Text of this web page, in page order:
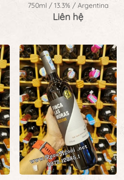
750ml / 13.3% / Argentina
Liên hệ